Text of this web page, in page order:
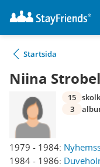
Startsida
Niina
1979 - 1984:
1984 - 1986:
15
3